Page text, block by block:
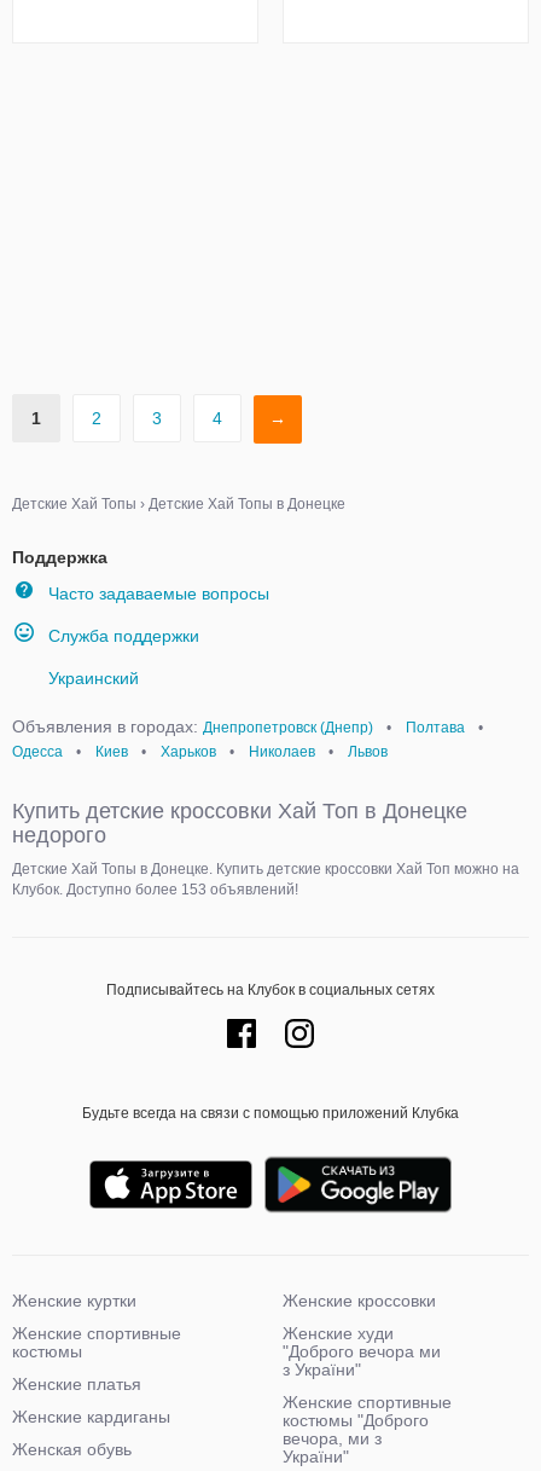
1 2 3 4 →
Детские Хай Топы › Детские Хай Топы в Донецке
Поддержка
Часто задаваемые вопросы
Служба поддержки
Украинский
Объявления в городах: Днепропетровск (Днепр) • Полтава
•
Одесса
• Киев • Харьков • Николаев • Львов
Купить детские кроссовки Хай Топ в Донецке
недорого
Детские Хай Топы в Донецке. Купить детские кроссовки Хай Топ можно на
Клубок. Доступно более 153 объявлений!
Подписывайтесь на Клубок в социальных сетях
Будьте всегда на связи с помощью приложений Клубка
Женские куртки
Женские спортивные
костюмы
Женские платья
Женские кардиганы
Женская обувь
Женские кроссовки
Женские худи
"Доброго вечора ми
з України"
Женские спортивные
костюмы "Доброго
вечора, ми з
України"